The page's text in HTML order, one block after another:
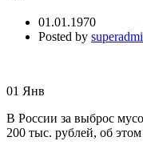
01.01.1970
Posted by
01 Янв
В России за выброс
200 тыс. рублей, об